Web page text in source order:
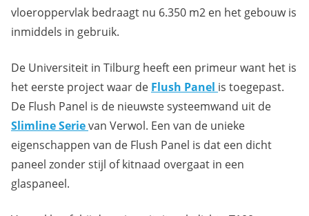
vloeroppervlak bedraagt nu 6.350 m2 en het gebouw is
inmiddels in gebruik.
De Universiteit in Tilburg heeft een primeur want het is
het eerste project waar de Flush Panel is toegepast.
De Flush Panel is de nieuwste systeemwand uit de
Slimline Serievan Verwol. Een van de unieke
eigenschappen van de Flush Panel is dat een dicht
paneel zonder stijl of kitnaad overgaat in een
glaspaneel.